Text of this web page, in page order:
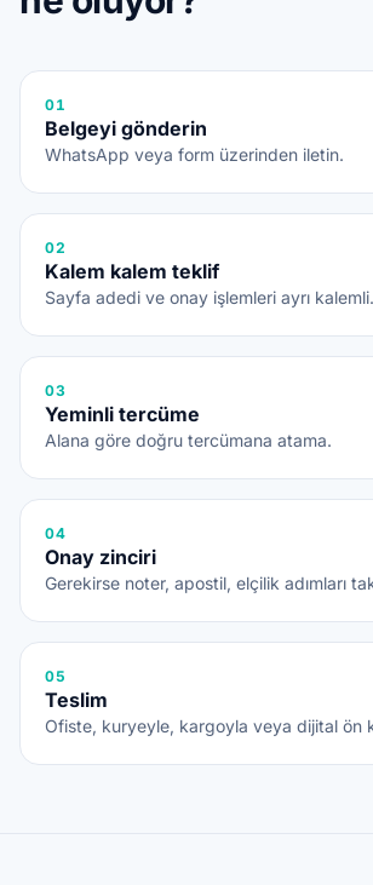
01
Belgeyi gönderin
WhatsApp veya form üzerinden iletin.
02
Kalem kalem teklif
Sayfa adedi ve onay işlemleri ayrı kalemli.
03
Yeminli tercüme
Alana göre doğru tercümana atama.
04
Onay zinciri
Gerekirse noter, apostil, elçilik adımları
05
Teslim
Ofiste, kuryeyle, kargoyla veya dijital ön